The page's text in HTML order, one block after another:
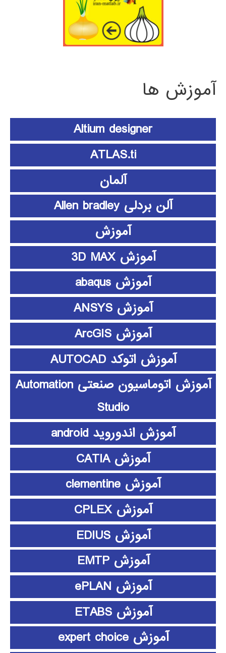
آموزش ها
Altium designer
ATLAS.ti
آلمان
آلن بردلی Allen bradley
آموزش
آموزش 3D MAX
آموزش abaqus
آموزش ANSYS
آموزش ArcGIS
آموزش اتوکد AUTOCAD
آموزش اتوماسیون صنعتی Automation
Studio
آموزش اندوروید android
آموزش CATIA
آموزش clementine
آموزش CPLEX
آموزش EDIUS
آموزش EMTP
آموزش ePLAN
آموزش ETABS
آموزش expert choice